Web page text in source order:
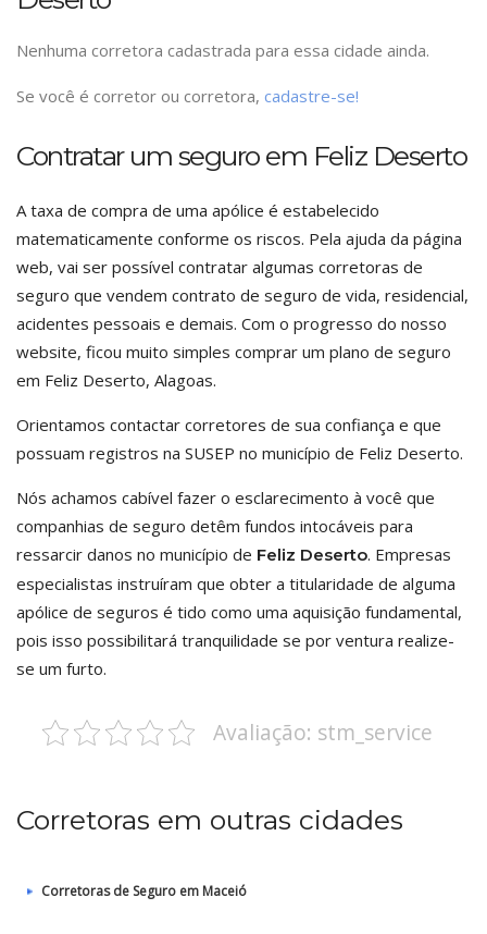
Nenhuma corretora cadastrada para essa cidade ainda.
Se você é corretor ou corretora, cadastre-se!
Contratar um seguro em Feliz Deserto
A taxa de compra de uma apólice é estabelecido
matematicamente conforme os riscos. Pela ajuda da página
web, vai ser possível contratar algumas corretoras de
seguro que vendem contrato de seguro de vida, residencial,
acidentes pessoais e demais. Com o progresso do nosso
website, ficou muito simples comprar um plano de seguro
em Feliz Deserto, Alagoas.
Orientamos contactar corretores de sua confiança e que
possuam registros na SUSEP no município de Feliz Deserto.
Nós achamos cabível fazer o esclarecimento à você que
companhias de seguro detêm fundos intocáveis para
ressarcir danos no município de Feliz Deserto. Empresas
especialistas instruíram que obter a titularidade de alguma
apólice de seguros é tido como uma aquisição fundamental,
pois isso possibilitará tranquilidade se por ventura realize-
se um furto.
Avaliação: stm_service
Corretoras em outras cidades
Corretoras de Seguro em Maceió